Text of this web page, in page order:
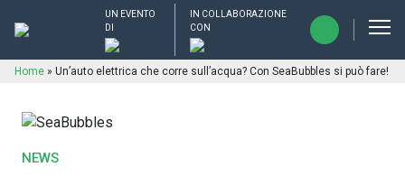
UN EVENTO
DI
IN COLLABORAZIONE
CON
Home » Un’auto elettrica che corre sull’acqua? Con SeaBubbles si può fare!
NEWS